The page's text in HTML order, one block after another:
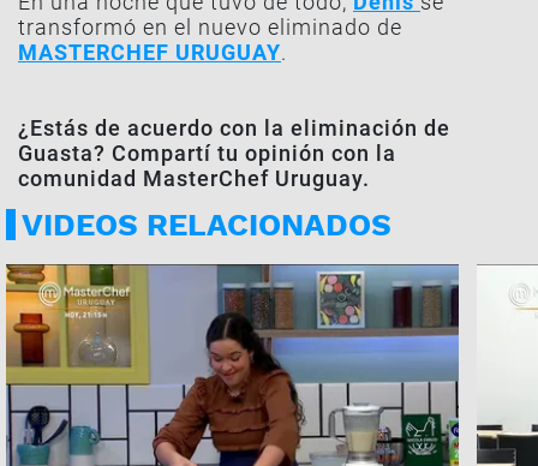
transformó en el nuevo eliminado de
MASTERCHEF URUGUAY.
¿Estás de acuerdo con la eliminación de
Guasta? Compartí tu opinión con la
comunidad MasterChef Uruguay.
VIDEOS RELACIONADOS